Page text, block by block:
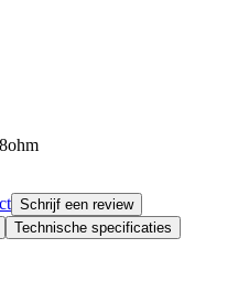
Schrijf een review
Technische specificaties